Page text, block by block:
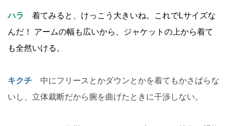
ハラ
着てみると、けっこう大きいね。これでLサイズな
んだ！ アームの幅も広いから、ジャケットの上から着て
も全然いける。
キクチ 中にフリースとかダウンとかを着てもかさばらな
いし、立体裁断だから腕を曲げたときに干渉しない。